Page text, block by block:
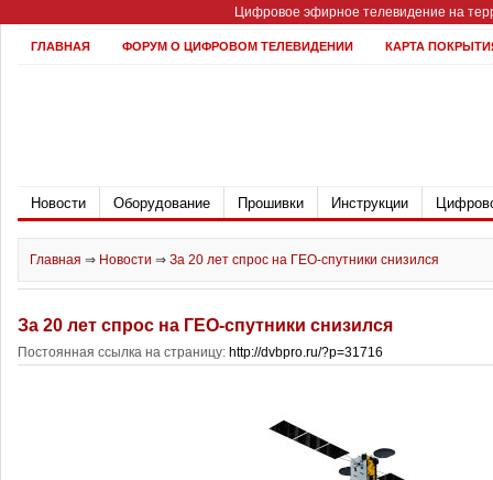
Цифровое эфирное телевидение на
ГЛАВНАЯ ФОРУМ О ЦИФРОВОМ ТЕЛЕВИДЕНИИ КАРТА
Новости Оборудование Прошивки Инструкции
Главная ⇒ Новости ⇒ За 20 лет спрос на ГЕО-спутники снизился
За 20 лет спрос на ГЕО-спутники снизился
Постоянная ссылка на страницу: http://dvbpro.ru/?p=31716